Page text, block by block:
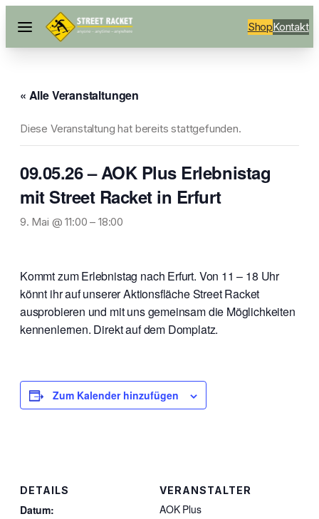
ShopKontakt
« Alle Veranstaltungen
Diese Veranstaltung hat bereits stattgefunden.
09.05.26 – AOK Plus Erlebnistag
mit Street Racket in Erfurt
9. Mai @ 11:00 – 18:00
Kommt zum Erlebnistag nach Erfurt. Von 11 – 18 Uhr
könnt ihr auf unserer Aktionsfläche Street Racket
ausprobieren und mit uns gemeinsam die Möglichkeiten
kennenlernen. Direkt auf dem Domplatz.
Zum Kalender hinzufügen
DETAILS
Datum:
VERANSTALTER
AOK Plus